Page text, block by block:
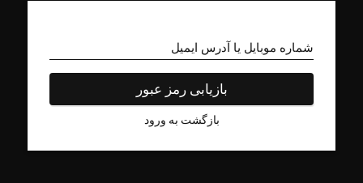
شماره موبایل یا آدرس ایمیل
بازیابی رمز عبور
بازگشت به ورود